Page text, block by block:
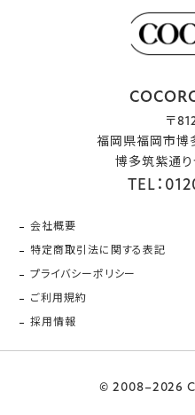
〒
福岡県福岡市博
博多筑紫通り
TEL：
会社概要
特定商取引法に関する表記
プライバシーポリシー
ご利用規約
採用情報
© 2008–2026